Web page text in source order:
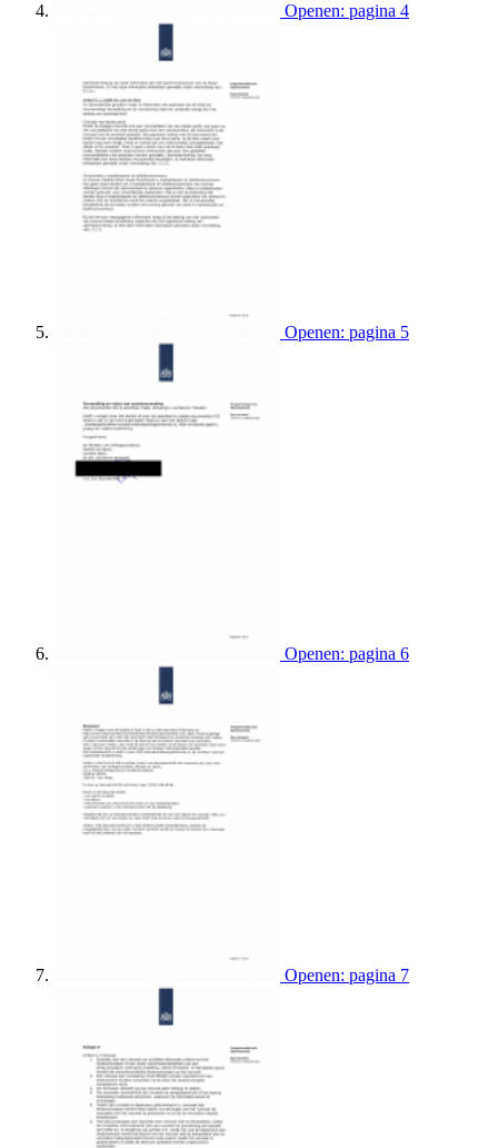
Openen: pagina 4
Openen: pagina 5
Openen: pagina 6
Openen: pagina 7